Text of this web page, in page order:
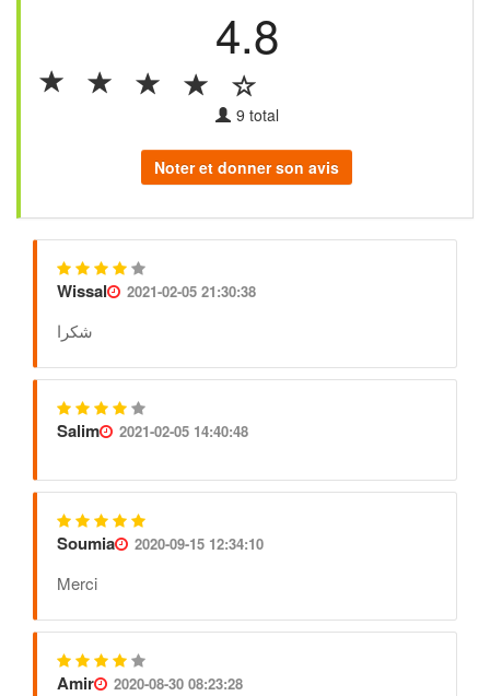
4.8
9 total
Noter et donner son avis
Wissal 2021-02-05 21:30:38
شكرا
Salim 2021-02-05 14:40:48
Soumia 2020-09-15 12:34:10
Merci
Amir 2020-08-30 08:23:28